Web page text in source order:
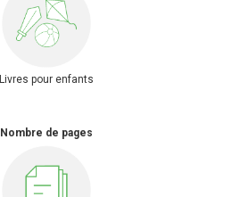
Livres pour enfants
Nombre de pages